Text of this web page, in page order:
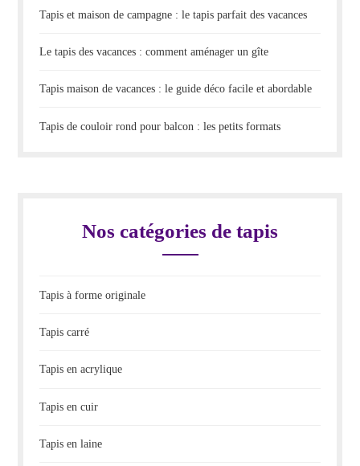
Tapis et maison de campagne : le tapis parfait des vacances
Le tapis des vacances : comment aménager un gîte
Tapis maison de vacances : le guide déco facile et abordable
Tapis de couloir rond pour balcon : les petits formats
Nos catégories de tapis
Tapis à forme originale
Tapis carré
Tapis en acrylique
Tapis en cuir
Tapis en laine